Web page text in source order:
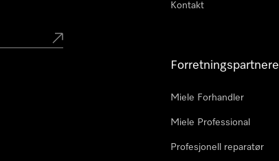
Kontakt
Forretningspartnere
Miele Forhandler
Miele Professional
Profesjonell reparatør